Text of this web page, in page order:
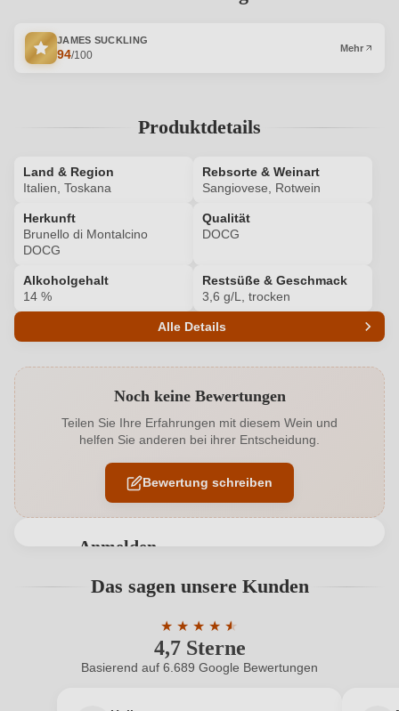
JAMES SUCKLING
94/100
Mehr
Produktdetails
Land & Region
Italien, Toskana
Rebsorte & Weinart
Sangiovese, Rotwein
Herkunft
Brunello di Montalcino
DOCG
Qualität
DOCG
Alkoholgehalt
14 %
Restsüße & Geschmack
3,6 g/L, trocken
Alle Details
Alkoholgehalt in % 14 %
Allergene Enthält Sulfite
Auszeichnungen James Suckling
Noch keine Bewertungen
Teilen Sie Ihre Erfahrungen mit diesem Wein und
helfen Sie anderen bei ihrer Entscheidung.
Bewertung schreiben
Anmelden
Benutzern abgegeben werden. Bitte loggen Sie sich
Neuer Kunde? Neuer Kunde?
Das sagen unsere Kunden
4,7 Sterne
★ ★ ★ ★ ★
★
Durchschnittliche Bewertung von 4.7
Basierend auf 6.689 Google Bewertungen